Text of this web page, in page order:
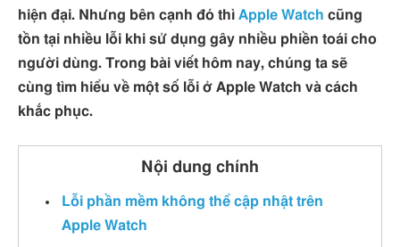
hiện đại. Nhưng bên cạnh đó thì Apple Watch cũng
tồn tại nhiều lỗi khi sử dụng gây nhiều phiền toái cho
người dùng. Trong bài viết hôm nay, chúng ta sẽ
cùng tìm hiểu về một số lỗi ở Apple Watch và cách
khắc phục.
Nội dung chính
Lỗi phần mềm không thể cập nhật trên
Apple Watch